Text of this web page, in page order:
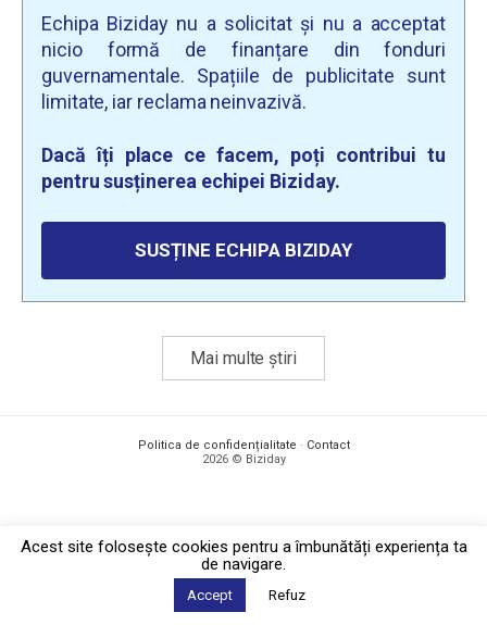
Echipa Biziday nu a solicitat și nu a acceptat
nicio formă de finanțare din fonduri
guvernamentale. Spațiile de publicitate sunt
limitate, iar reclama neinvazivă.
Dacă îți place ce facem, poți contribui tu
pentru susținerea echipei Biziday.
SUSȚINE ECHIPA BIZIDAY
Mai multe știri
Politica de confidențialitate · Contact
2026 © Biziday
Acest site foloseşte cookies pentru a îmbunătăți experiența ta
de navigare.
Accept Refuz